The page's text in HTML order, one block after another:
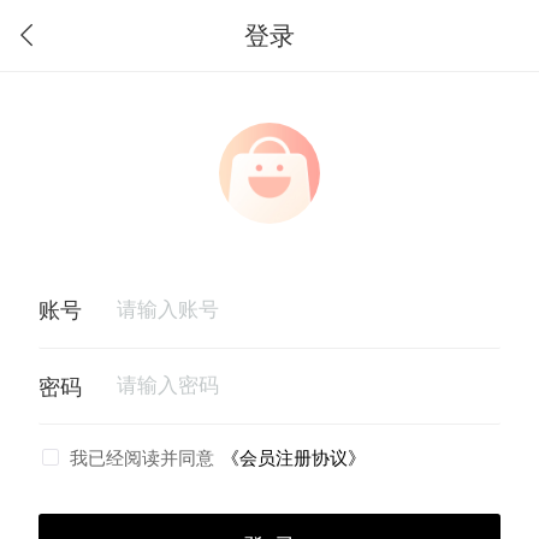
登录
我已经阅读并同意 《会员注册协议》